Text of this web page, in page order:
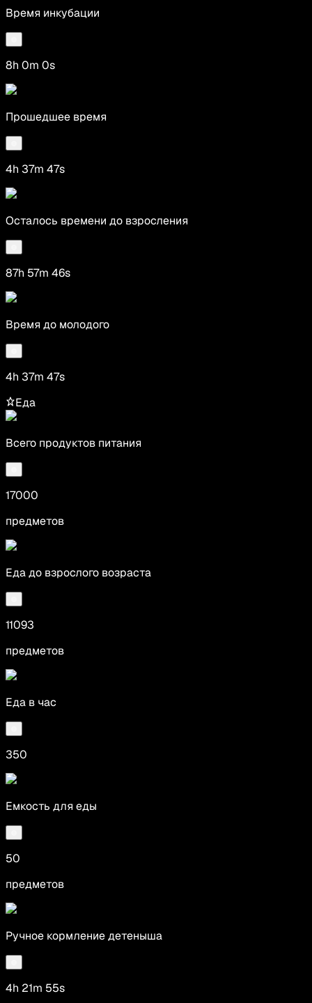
Время инкубации
8h 0m 0s
Прошедшее время
4h 37m 47s
Осталось времени до взросления
87h 57m 46s
Время до молодого
4h 37m 47s
Еда
Всего продуктов питания
17000
предметов
Еда до взрослого возраста
11093
предметов
Еда в час
350
Емкость для еды
50
предметов
Ручное кормление детеныша
4h 21m 55s